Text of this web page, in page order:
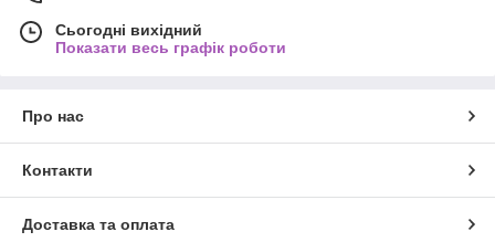
Сьогодні вихідний
Показати весь графік роботи
Про нас
Контакти
Доставка та оплата